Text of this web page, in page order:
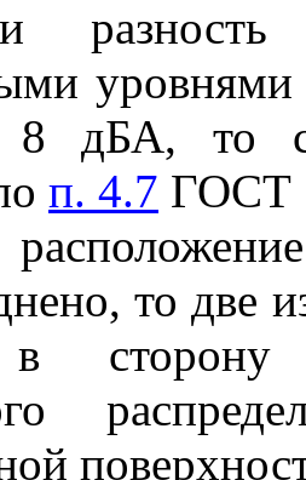
уровнями
8 дБА, то
п. 4.7 ГОСТ
то две
сторону